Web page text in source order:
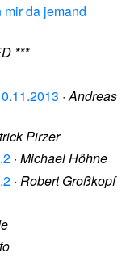
da jemand
***
·Andreas
Pirzer
· Michael Höhne
· Robert Großkopf